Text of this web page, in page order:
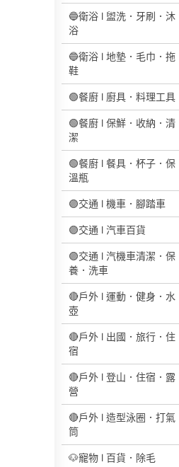
🔵衛浴 l 盥洗．牙刷．沐
浴
🔵衛浴 l 地墊．毛巾．拖
鞋
🟢餐廚 l 廚具．料理工具
🟢餐廚 l 保鮮．收納．清
潔
🟢餐廚 l 餐具．杯子．保
溫瓶
🟣交通 l 機車．腳踏車
🟣交通 l 汽車百貨
🟣交通 l 汽機車清潔．保
養．洗車
🔴戶外 l 運動．健身．水
壺
🔴戶外 l 出國．旅行．住
宿
🔴戶外 l 登山．住宿．露
營
🔴戶外 l 造型泳圈．打氣
筒
🐶寵物 l 百貨．除毛